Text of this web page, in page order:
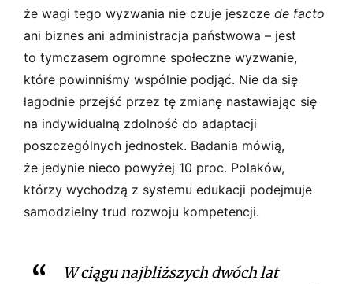
że wagi tego wyzwania nie czuje jeszcze de facto
ani biznes ani administracja państwowa – jest
to tymczasem ogromne społeczne wyzwanie,
które powinniśmy wspólnie podjąć. Nie da się
łagodnie przejść przez tę zmianę nastawiając się
na indywidualną zdolność do adaptacji
poszczególnych jednostek. Badania mówią,
że jedynie nieco powyżej 10 proc. Polaków,
którzy wychodzą z systemu edukacji podejmuje
samodzielny trud rozwoju kompetencji.
W ciągu najbliższych dwóch lat